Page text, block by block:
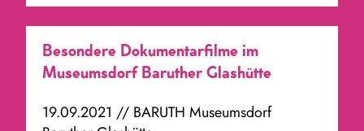
Besondere Dokumentarfilme im
Museumsdorf Baruther Glashütte
19.09.2021 // BARUTH Museumsdorf